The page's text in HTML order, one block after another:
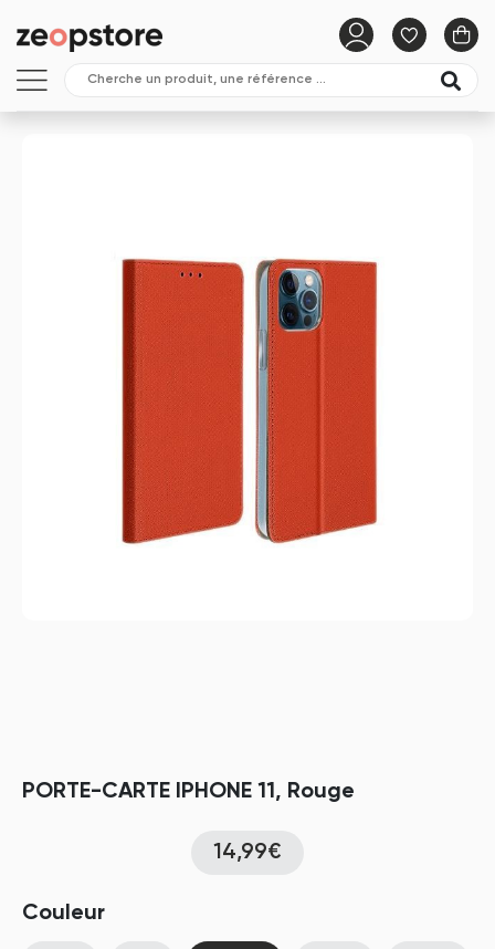
PORTE-CARTE IPHONE 11, Rouge
14,99€
Couleur